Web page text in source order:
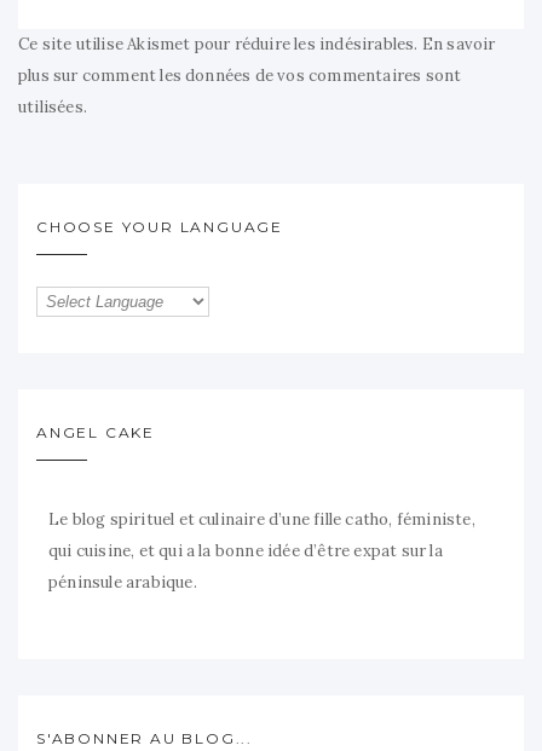
Ce site utilise Akismet pour réduire les indésirables. En savoir
plus sur comment les données de vos commentaires sont
utilisées.
CHOOSE YOUR LANGUAGE
ANGEL CAKE
Le blog spirituel et culinaire d’une fille catho, féministe,
qui cuisine, et qui a la bonne idée d’être expat sur la
péninsule arabique.
S'ABONNER AU BLOG...